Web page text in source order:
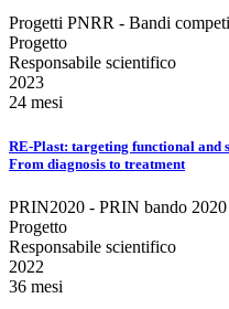
Progetti PNRR - Bandi
Progetto
Responsabile scientifico
2023
24 mesi
RE-Plast: targeting functional and
From diagnosis to treatment
PRIN2020 - PRIN bando 2020
Progetto
Responsabile scientifico
2022
36 mesi